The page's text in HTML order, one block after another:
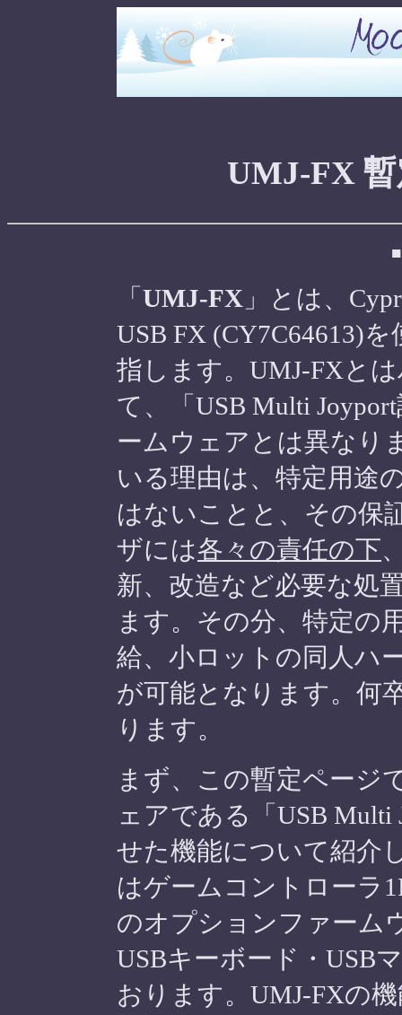
UMJ-FX
「 UMJ-FX 」とは、
USB FX (CY7C64613)
指します。UMJ-FXと
て、「USB Multi
ームウェアとは異なり
いる理由は、特定用途
はないことと、その保
ザには各々の責任の下
新、改造など必要な処
ます。その分、特定の
給、小ロットの同人ハ
が可能となります。何
ります。
まず、この暫定ページ
ェアである「USB
せた機能について紹介
はゲームコントローラ
のオプションファーム
USBキーボード・USB
おります。UMJ-FXの